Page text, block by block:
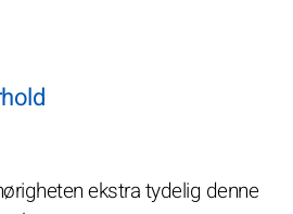
ekstra tydelig denne